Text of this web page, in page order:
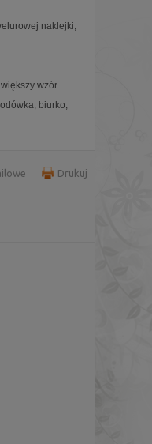
naklejki,
wzór
biurko,
Drukuj